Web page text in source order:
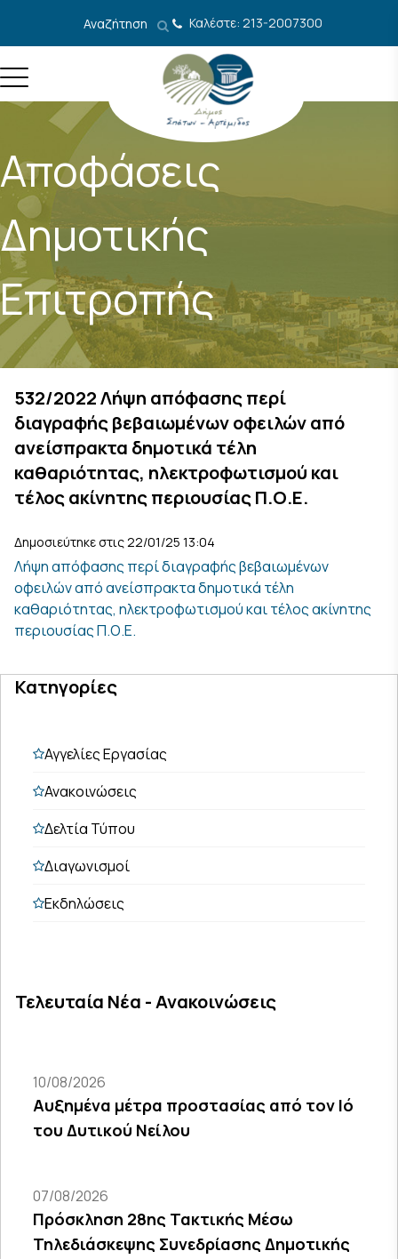
Αναζήτηση Καλέστε: 213-2007300
Αποφάσεις
Δημοτικής
Επιτροπής
532/2022 Λήψη απόφασης περί
διαγραφής βεβαιωμένων οφειλών από
ανείσπρακτα δημοτικά τέλη
καθαριότητας, ηλεκτροφωτισμού και
τέλος ακίνητης περιουσίας Π.Ο.Ε.
Δημοσιεύτηκε στις 22/01/25 13:04
Λήψη απόφασης περί διαγραφής βεβαιωμένων
οφειλών από ανείσπρακτα δημοτικά τέλη
καθαριότητας, ηλεκτροφωτισμού και τέλος ακίνητης
περιουσίας Π.Ο.Ε.
Κατηγορίες
Αγγελίες Εργασίας
Ανακοινώσεις
Δελτία Τύπου
Διαγωνισμοί
Εκδηλώσεις
Τελευταία Νέα - Ανακοινώσεις
10/08/2026
Αυξημένα μέτρα προστασίας από τον Ιό
του Δυτικού Νείλου
07/08/2026
Πρόσκληση 28ης Τακτικής Μέσω
Τηλεδιάσκεψης Συνεδρίασης Δημοτικής